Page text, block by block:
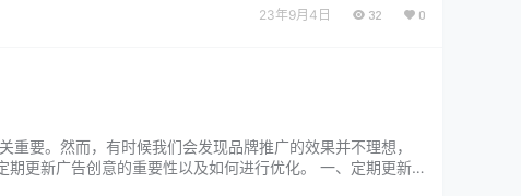
23年9月4日 32 0
要。然而，有时候我们会发现品牌推广的效果并不理想，
更新广告创意的重要性以及如何进行优化。 一、定期更新